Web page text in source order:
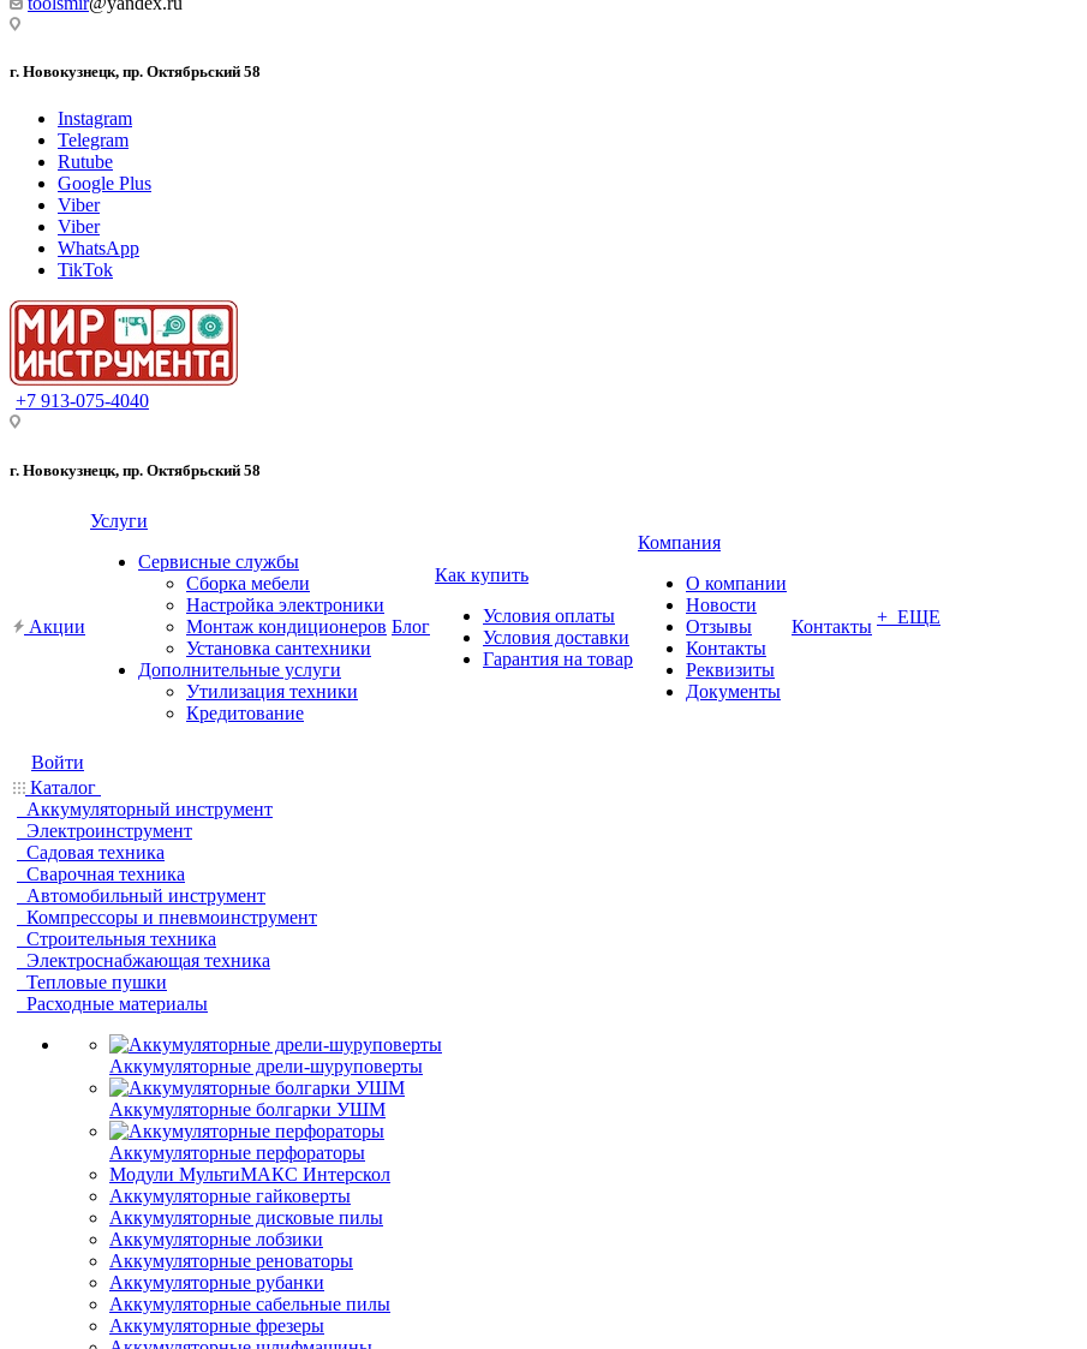
г. Новокузнецк, пр. Октябрьский 58
Instagram
Telegram
Rutube
Google Plus
Viber
Viber
WhatsApp
TikTok
+7 913-075-4040
г. Новокузнецк, пр. Октябрьский 58
Акции
Услуги
Сервисные службы
Сборка мебели
Настройка электроники
Монтаж кондиционеров
Установка сантехники
Дополнительные услуги
Утилизация техники
Кредитование
Блог
Как купить
Условия оплаты
Условия доставки
Гарантия на товар
Компания
О компании
Новости
Отзывы
Контакты
Реквизиты
Документы
Контакты + ЕЩЕ
Войти
Каталог
Аккумуляторный инструмент
Электроинструмент
Садовая техника
Сварочная техника
Автомобильный инструмент
Компрессоры и пневмоинструмент
Строительныя техника
Электроснабжающая техника
Тепловые пушки
Расходные материалы
Аккумуляторные дрели-шуруповерты
Аккумуляторные болгарки УШМ
Аккумуляторные перфораторы
Модули МультиМАКС Интерскол
Аккумуляторные гайковерты
Аккумуляторные дисковые пилы
Аккумуляторные лобзики
Аккумуляторные реноваторы
Аккумуляторные рубанки
Аккумуляторные сабельные пилы
Аккумуляторные фрезеры